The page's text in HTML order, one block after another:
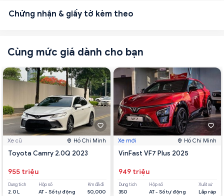
Chứng nhận & giấy tờ kèm theo
Cùng mức giá dành cho bạn
Xe cũ Hồ Chí Minh
Toyota Camry 2.0Q 2023
955 triệu
Dung tích
2.0 L
Hộp số
AT - Số tự động
Km đã đi
50,000
Xe mới Hồ Chí Minh
VinFast VF7 Plus 2025
949 triệu
Dung tích
350
Hộp số
AT - Số tự động
Xuất xứ
Lắp ráp